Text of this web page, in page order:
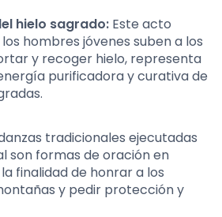
hielo sagrado: Este acto
hombres jóvenes suben a los
y recoger hielo, representa
purificadora y curativa de
tradicionales ejecutadas
son formas de oración en
finalidad de honrar a los
y pedir protección y